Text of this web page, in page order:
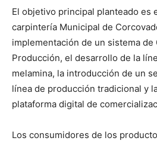
El objetivo principal planteado es
carpintería Municipal de
implementación de un sistema
Producción, el desarrollo de la
melamina, la introducción de un
línea de producción tradicional y
plataforma digital de
Los consumidores de los